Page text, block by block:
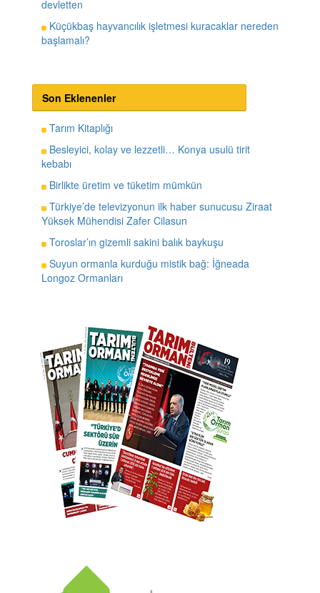
devletten
Küçükbaş hayvancılık işletmesi kuracaklar nereden
başlamalı?
Son Eklenenler
Tarım Kitaplığı
Besleyici, kolay ve lezzetli… Konya usulü tirit
kebabı
Birlikte üretim ve tüketim mümkün
Türkiye’de televizyonun ilk haber sunucusu Ziraat
Yüksek Mühendisi Zafer Cilasun
Toroslar’ın gizemli sakini balık baykuşu
Suyun ormanla kurduğu mistik bağ: İğneada
Longoz Ormanları